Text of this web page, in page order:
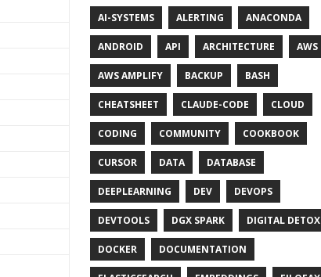
AI-SYSTEMS ALERTING ANACONDA
ANDROID API ARCHITECTURE AWS
AWS AMPLIFY BACKUP BASH
CHEATSHEET CLAUDE-CODE CLOUD
CODING COMMUNITY COOKBOOK
CURSOR DATA DATABASE
DEEPLEARNING DEV DEVOPS
DEVTOOLS DGX SPARK DIGITAL DETOX
DOCKER DOCUMENTATION